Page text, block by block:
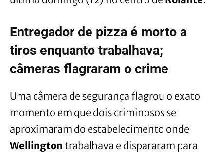
Entregador de pizza é morto a
tiros enquanto trabalhava;
câmeras flagraram o crime
Uma câmera de segurança flagrou o exato
momento em que dois criminosos se
aproximaram do estabelecimento onde
Wellington trabalhava e dispararam para